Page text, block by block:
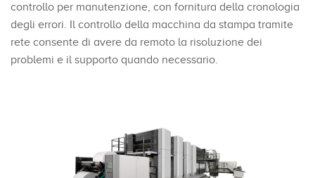
controllo per manutenzione, con fornitura della cronologia
degli errori. Il controllo della macchina da stampa tramite
rete consente di avere da remoto la risoluzione dei
problemi e il supporto quando necessario.